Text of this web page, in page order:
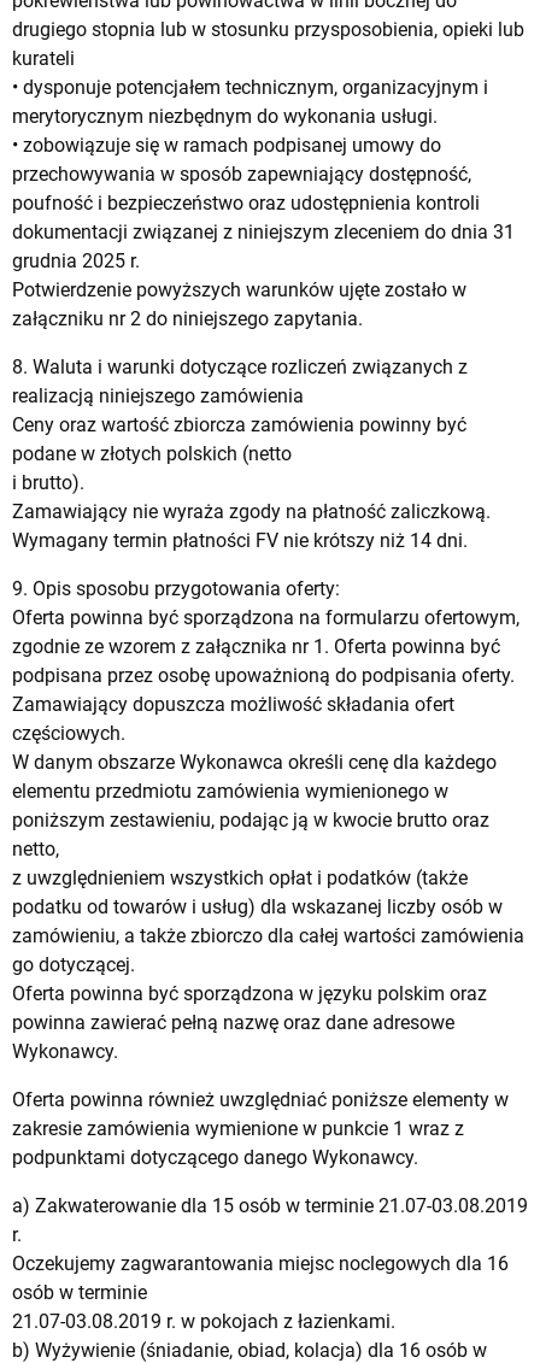
drugiego stopnia lub w stosunku przysposobienia, opieki lub
kurateli
• dysponuje potencjałem technicznym, organizacyjnym i
merytorycznym niezbędnym do wykonania usługi.
• zobowiązuje się w ramach podpisanej umowy do
przechowywania w sposób zapewniający dostępność,
poufność i bezpieczeństwo oraz udostępnienia kontroli
dokumentacji związanej z niniejszym zleceniem do dnia 31
grudnia 2025 r.
Potwierdzenie powyższych warunków ujęte zostało w
załączniku nr 2 do niniejszego zapytania.
8. Waluta i warunki dotyczące rozliczeń związanych z
realizacją niniejszego zamówienia
Ceny oraz wartość zbiorcza zamówienia powinny być
podane w złotych polskich (netto
i brutto).
Zamawiający nie wyraża zgody na płatność zaliczkową.
Wymagany termin płatności FV nie krótszy niż 14 dni.
9. Opis sposobu przygotowania oferty:
Oferta powinna być sporządzona na formularzu ofertowym,
zgodnie ze wzorem z załącznika nr 1. Oferta powinna być
podpisana przez osobę upoważnioną do podpisania oferty.
Zamawiający dopuszcza możliwość składania ofert
częściowych.
W danym obszarze Wykonawca określi cenę dla każdego
elementu przedmiotu zamówienia wymienionego w
poniższym zestawieniu, podając ją w kwocie brutto oraz
netto,
z uwzględnieniem wszystkich opłat i podatków (także
podatku od towarów i usług) dla wskazanej liczby osób w
zamówieniu, a także zbiorczo dla całej wartości zamówienia
go dotyczącej.
Oferta powinna być sporządzona w języku polskim oraz
powinna zawierać pełną nazwę oraz dane adresowe
Wykonawcy.
Oferta powinna również uwzględniać poniższe elementy w
zakresie zamówienia wymienione w punkcie 1 wraz z
podpunktami dotyczącego danego Wykonawcy.
a) Zakwaterowanie dla 15 osób w terminie 21.07-03.08.2019
r.
Oczekujemy zagwarantowania miejsc noclegowych dla 16
osób w terminie
21.07-03.08.2019 r. w pokojach z łazienkami.
b) Wyżywienie (śniadanie, obiad, kolacja) dla 16 osób w